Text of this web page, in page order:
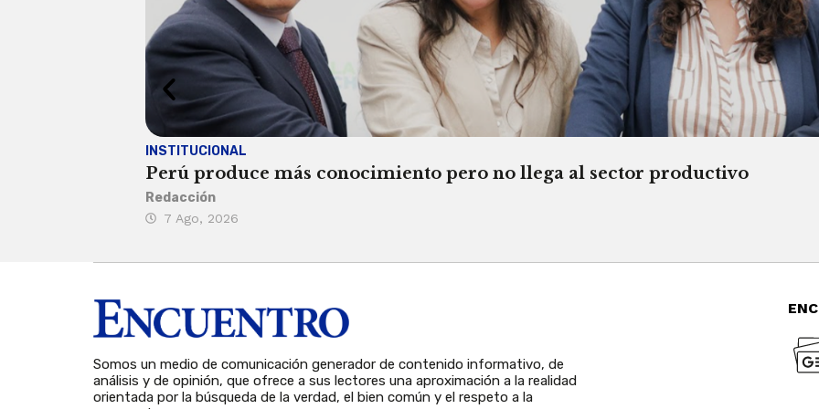
INSTITUCIONAL
Perú produce más conocimiento pero no llega al sector productivo
Redacción
7 Ago, 2026
Somos un medio de comunicación generador de contenido informativo, de
análisis y de opinión, que ofrece a sus lectores una aproximación a la realidad
orientada por la búsqueda de la verdad, el bien común y el respeto a la